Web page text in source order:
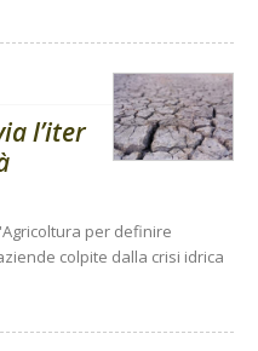
l’iter
per definire
colpite dalla crisi idrica